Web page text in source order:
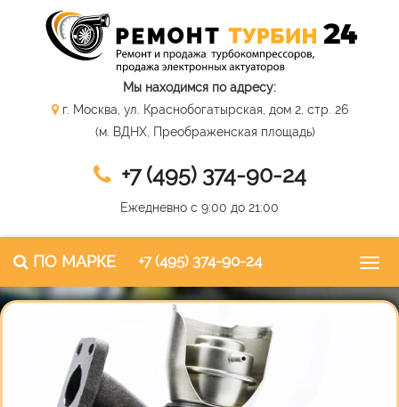
Мы находимся по адресу:
г. Москва, ул. Краснобогатырская, дом 2, стр. 26
(м. ВДНХ, Преображенская площадь)
+7 (495) 374-90-24
Ежедневно с 9:00 до 21:00
ПО МАРКЕ +7 (495) 374-90-24